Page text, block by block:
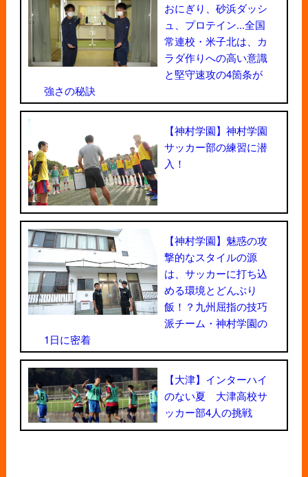
おにぎり、砂浜ダッシ
ュ、プロテイン...全国
常連校・米子北は、カ
ラダ作りへの高い意識
と堅守速攻の4箇条が
強さの秘訣
【神村学園】神村学園
サッカー部の練習に潜
入！
【神村学園】魅惑の攻
撃的なスタイルの源
は、サッカーに打ち込
める環境とどんぶり
飯！？九州屈指の技巧
派チーム・神村学園の
1日に密着
【大津】インターハイ
のない夏 大津高校サ
ッカー部4人の挑戦